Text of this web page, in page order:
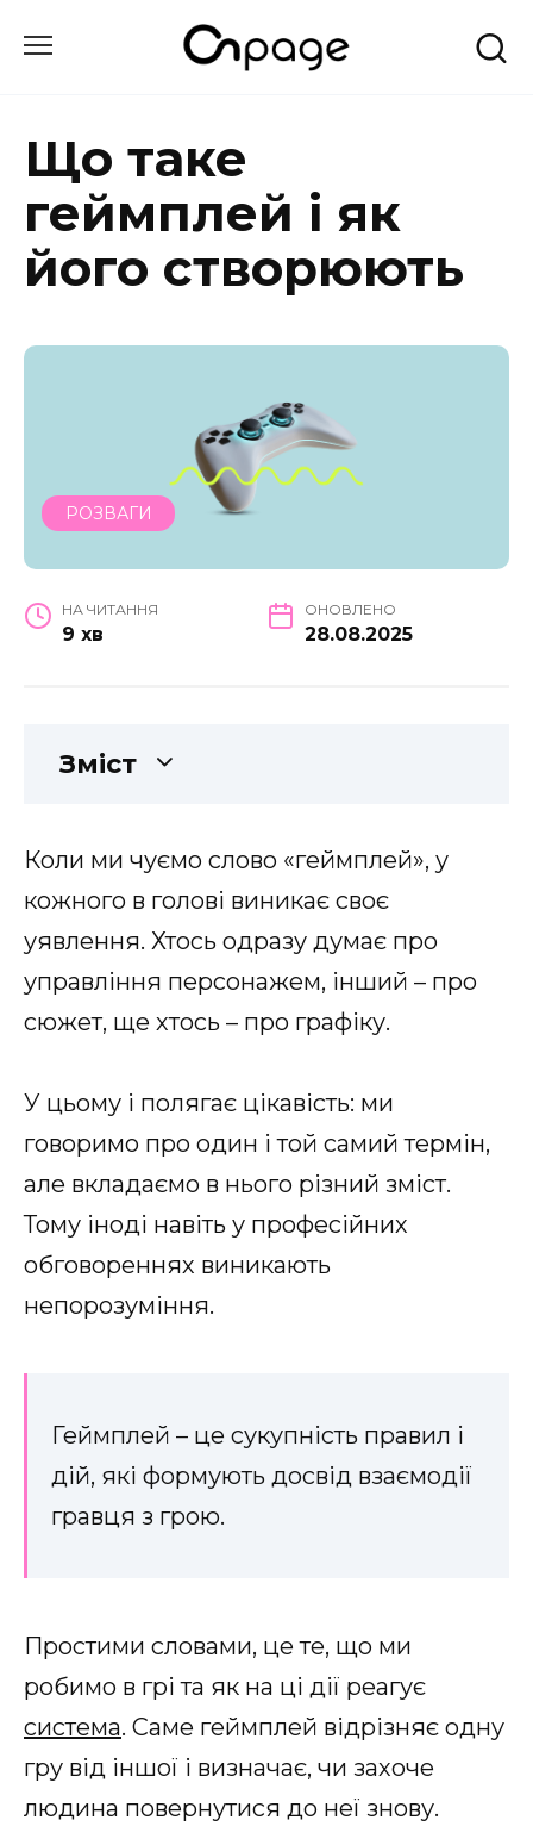
до
Що таке
геймплей і як
його створюють
РОЗВАГИ
НА ЧИТАННЯ
9 хв
ОНОВЛЕНО
28.08.2025
Зміст
Коли ми чуємо слово «геймплей», у
кожного в голові виникає своє
уявлення. Хтось одразу думає про
управління персонажем, інший – про
сюжет, ще хтось – про графіку.
У цьому і полягає цікавість: ми
говоримо про один і той самий термін,
але вкладаємо в нього різний зміст.
Тому іноді навіть у професійних
обговореннях виникають
непорозуміння.
Геймплей – це сукупність правил і
дій, які формують досвід взаємодії
гравця з грою.
Простими словами, це те, що ми
робимо в грі та як на ці дії реагує
система. Саме геймплей відрізняє одну
гру від іншої і визначає, чи захоче
людина повернутися до неї знову.